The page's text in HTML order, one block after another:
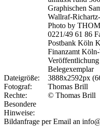
Graphischen
Wallraf-
Photo by
0221/49 61 86
Postbank Köln
Finanzamt
Belegexemplar
Dateigröße:
3888x2592px
Fotograf:
Thomas Brill
Rechte:
© Thomas Brill
Besondere
Hinweise:
Bildanfrage per Email an